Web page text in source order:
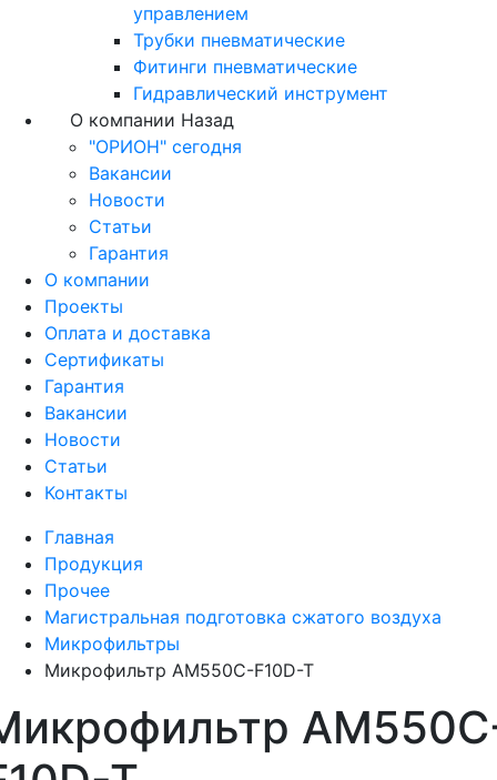
управлением
Трубки пневматические
Фитинги пневматические
Гидравлический инструмент
О компании Назад
"ОРИОН" сегодня
Вакансии
Новости
Статьи
Гарантия
О компании
Проекты
Оплата и доставка
Сертификаты
Гарантия
Вакансии
Новости
Статьи
Контакты
Главная
Продукция
Прочее
Магистральная подготовка сжатого воздуха
Микрофильтры
Микрофильтр AM550C-F10D-T